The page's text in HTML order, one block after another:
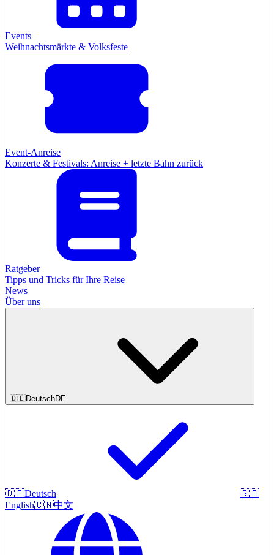
Events
Weihnachtsmärkte & Volksfeste
Event-Anreise
Konzerte & Festivals: Anreise + letzte Bahn zurück
Ratgeber
Tipps und Tricks für Ihre Reise
News
Über uns
🇩🇪DeutschDE
🇩🇪Deutsch
🇬🇧
English🇨🇳中文